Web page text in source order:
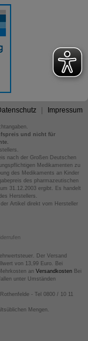
Impressum
und nicht für
nach der Großen Deutschen
Medikamenten zu
des Medikaments an Kinder
des pharmazeutischen
31.12.2003 ergibt. Es handelt
Herstellers.
Artikel direkt vom Hersteller
Der Versand
von 13,99 Euro. Bei
an VersandkostenBei
unter Umständen
- Tel 0800 / 10 11
Mengen.